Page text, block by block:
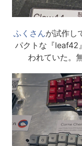
ふくさんが試作し
パクトな『leaf42
われていた。